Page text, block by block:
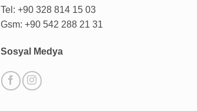
Tel: +90 328 814 15 03
Gsm: +90 542 288 21 31
Sosyal Medya